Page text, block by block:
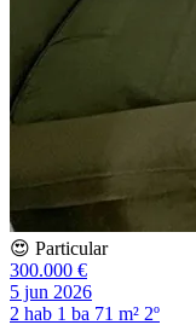
😍 Particular
300.000 €
5 jun 2026
2 hab 1 ba 71 m² 2º